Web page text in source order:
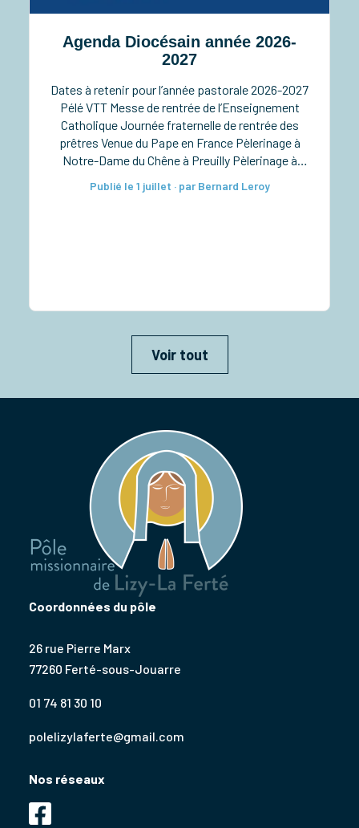
Agenda Diocésain année 2026-
2027
Dates à retenir pour l’année pastorale 2026-2027
Pélé VTT Messe de rentrée de l’Enseignement
Catholique Journée fraternelle de rentrée des
prêtres Venue du Pape en France Pèlerinage à
Notre-Dame du Chêne à Preuilly Pèlerinage à
diaconales à la cathédrale Taizé pour les lycéens
Publié le 1 juillet · par Bernard Leroy
Voir tout
Coordonnées du pôle
26 rue Pierre Marx
77260 Ferté-sous-Jouarre
01 74 81 30 10
polelizylaferte@gmail.com
Nos réseaux